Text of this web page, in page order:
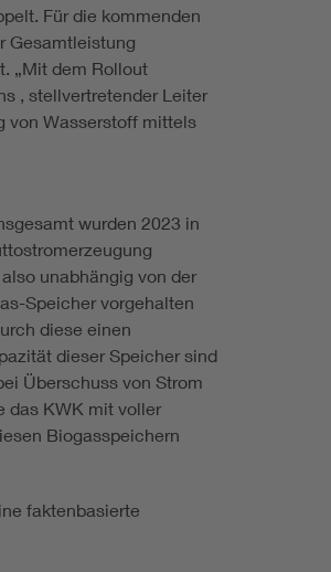
Für die kommenden
Gesamtleistung
„Mit dem Rollout
, stellvertretender Leiter
von Wasserstoff mittels
wurden 2023 in
unabhängig von der
Speicher vorgehalten
diese einen
dieser Speicher sind
Überschuss von Strom
das KWK mit voller
Biogasspeichern
faktenbasierte